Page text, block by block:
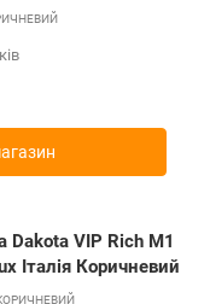
Dakota VIP Rich M1
Італія Коричневий